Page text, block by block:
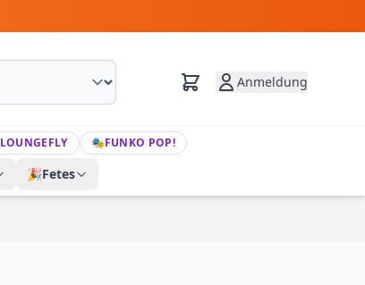
Anmeldung
LOUNGEFLY 🎭FUNKO POP!
🎉Fetes